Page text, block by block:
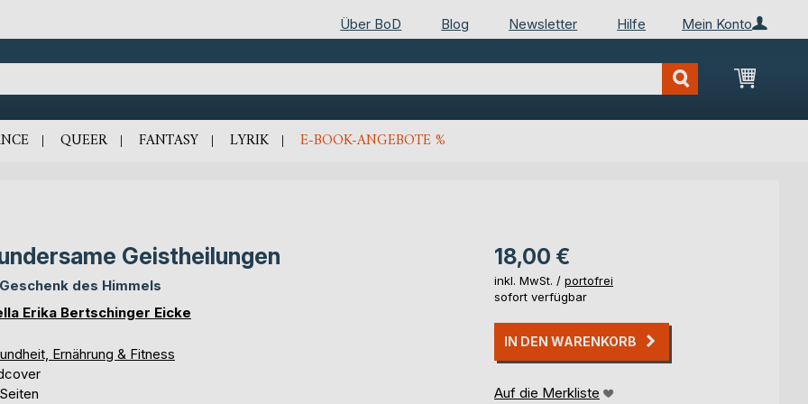
Mein Konto
Über BoD Blog Newsletter Hilfe
Mein
QUEER FANTASY LYRIK E-BOOK-ANGEBOTE %
Geistheilungen
des Himmels
Erika Bertschinger Eicke
Ernährung & Fitness
18,00 €
inkl. MwSt. / portofrei
sofort verfügbar
IN DEN WARENKORB
Auf die Merkliste